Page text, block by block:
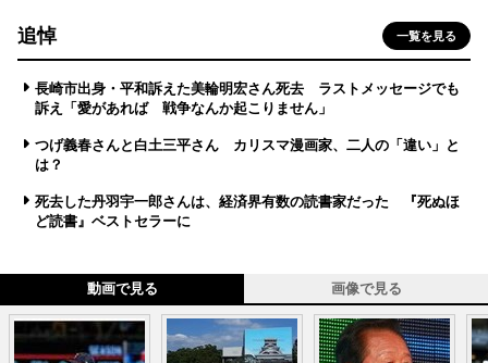
追悼 一覧を見る
長崎市出身・平和訴えた美輪明宏さん死去 ラストメッセージでも
訴え「愛があれば 戦争なんか起こりません」
つげ義春さんと白土三平さん カリスマ漫画家、二人の「違い」と
は？
死去した丹羽宇一郎さんは、経済界有数の読書家だった 『死ぬほ
ど読書』ベストセラーに
動画で見る 画像で見る